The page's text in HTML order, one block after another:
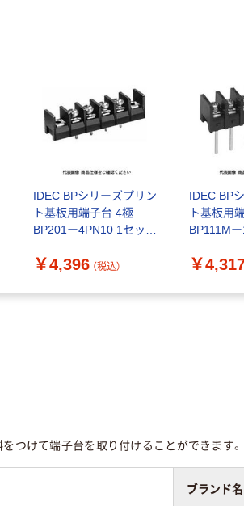
IDEC BPシリーズプリン
ト基板用端子台 4極
BP201ー4PN10 1セット
送品）
￥4,396 （税込）
IDEC BP
ト基板用
BP111Mー
￥
つけて端子台を取り付けることができます
ブランド名